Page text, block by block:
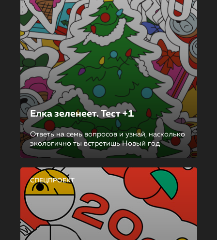
Елка зеленеет. Тест +1
Ответь на семь вопросов и узнай, насколько
экологично ты встретишь Новый год
СПЕЦПРОЕКТ